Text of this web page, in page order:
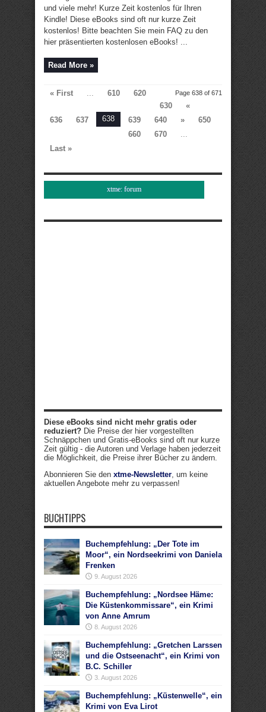
und viele mehr! Kurze Zeit kostenlos für Ihren
Kindle! Diese eBooks sind oft nur kurze Zeit
kostenlos! Bitte beachten Sie mein FAQ zu den
hier präsentierten kostenlosen eBooks! ...
Read More »
Page 638 of 671
« First ... 610
620
630
«
636
637 638 639 640 »
650
660
670
...
Last »
xtme: forum
Diese eBooks sind nicht mehr gratis oder
reduziert? Die Preise der hier vorgestellten
Schnäppchen und Gratis-eBooks sind oft nur kurze
Zeit gültig - die Autoren und Verlage haben jederzeit
die Möglichkeit, die Preise ihrer Bücher zu ändern.
Abonnieren Sie den xtme-Newsletter, um keine
aktuellen Angebote mehr zu verpassen!
BUCHTIPPS
Buchempfehlung: „Der Tote im
Moor“, ein Nordseekrimi von Daniela
Frenken
9. August 2026
Buchempfehlung: „Nordsee Häme:
Die Küstenkommissare“, ein Krimi
von Anne Amrum
8. August 2026
Buchempfehlung: „Gretchen Larssen
und die Ostseenacht“, ein Krimi von
B.C. Schiller
3. August 2026
Buchempfehlung: „Küstenwelle“, ein
Krimi von Eva Lirot